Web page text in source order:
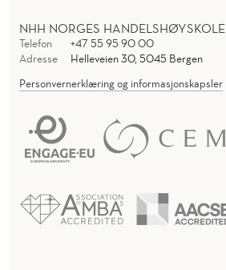
NHH NORGES HANDELSHØYSKOLE
Telefon
+47 55 95 90 00
Adresse
Helleveien 30, 5045 Bergen
Personvernerklæring og informasjonskapsler